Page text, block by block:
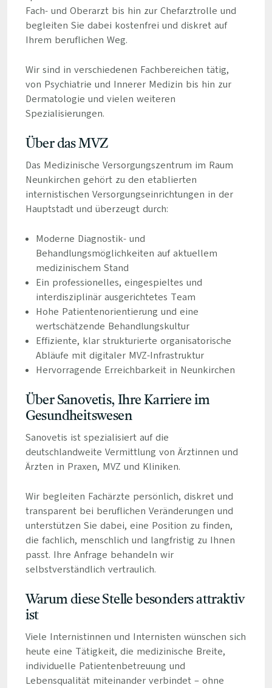
Fach- und Oberarzt bis hin zur Chefarztrolle und
begleiten Sie dabei kostenfrei und diskret auf
Ihrem beruflichen Weg.
Wir sind in verschiedenen Fachbereichen tätig,
von Psychiatrie und Innerer Medizin bis hin zur
Dermatologie und vielen weiteren
Spezialisierungen.
Über das MVZ
Das Medizinische Versorgungszentrum im Raum
Neunkirchen gehört zu den etablierten
internistischen Versorgungseinrichtungen in der
Hauptstadt und überzeugt durch:
Moderne Diagnostik- und
Behandlungsmöglichkeiten auf aktuellem
medizinischem Stand
Ein professionelles, eingespieltes und
interdisziplinär ausgerichtetes Team
Hohe Patientenorientierung und eine
wertschätzende Behandlungskultur
Effiziente, klar strukturierte organisatorische
Abläufe mit digitaler MVZ-Infrastruktur
Hervorragende Erreichbarkeit in Neunkirchen
Über Sanovetis, Ihre Karriere im
Gesundheitswesen
Sanovetis ist spezialisiert auf die
deutschlandweite Vermittlung von Ärztinnen und
Ärzten in Praxen, MVZ und Kliniken.
Wir begleiten Fachärzte persönlich, diskret und
transparent bei beruflichen Veränderungen und
unterstützen Sie dabei, eine Position zu finden,
die fachlich, menschlich und langfristig zu Ihnen
passt. Ihre Anfrage behandeln wir
selbstverständlich vertraulich.
Warum diese Stelle besonders attraktiv
ist
Viele Internistinnen und Internisten wünschen sich
heute eine Tätigkeit, die medizinische Breite,
individuelle Patientenbetreuung und
Lebensqualität miteinander verbindet – ohne